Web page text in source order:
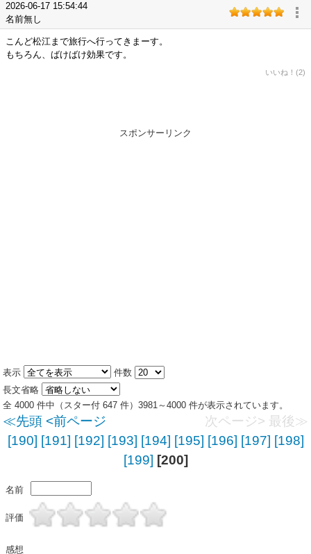
2026-06-17 15:54:44
名前無し
こんど松江まで旅行へ行ってきまーす。
もちろん、ばけばけ効果です。
いいね！(2)
スポンサーリンク
表示
件数
長文省略
全 4000 件中（スター付 647 件）3981～4000 件が表示されています。
≪先頭 <前ページ 次ページ> 最後≫
[190] [191] [192] [193] [194] [195] [196] [197] [198]
[199] [200]
名前
評価
感想